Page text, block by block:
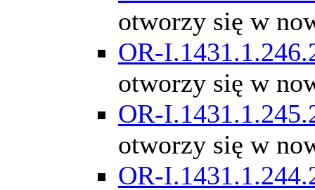
otworzy się w
OR-
otworzy się w
OR-
otworzy się w
OR-